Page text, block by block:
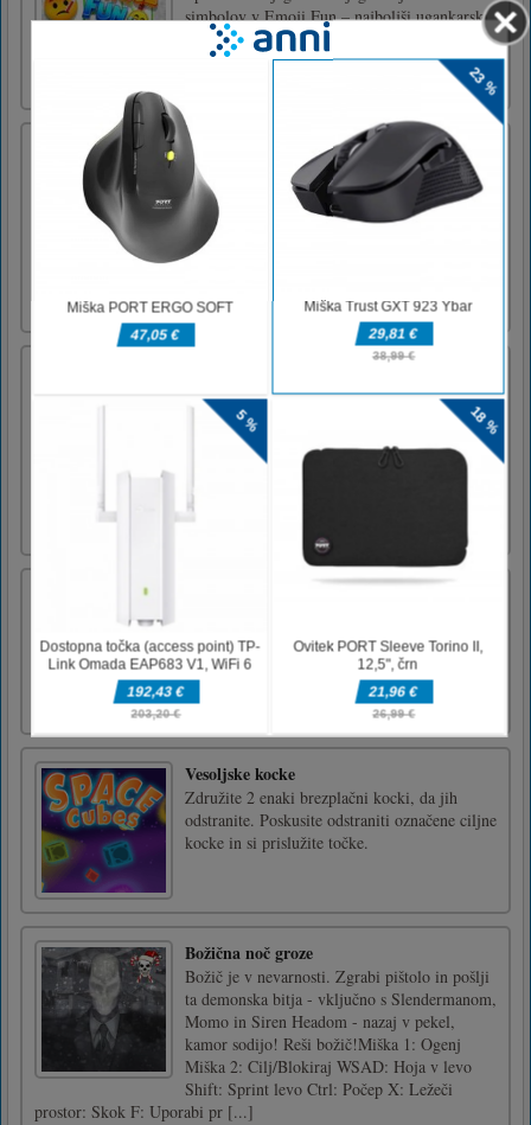
simbolov v Emoji Fun – najboljši ugankarski
igri, kjer povežete prave čustvene simbole!
Božiček dvigovalec uteži
To je priložnostna igra, v kateri Božiček stoji
na ploščadi. Pomagati morate z ustreznim
klikom, da bo Božiček ohranil ravnotežje in
zaslužil točke na začetnem zaslonu.
Postopoma se hitrost igre povečuje, da vas
Božičkovo ravnotežje.Za igr [...]
Ali želite biti najlepše dekle na svetu? Ali
želite najti svojega princa očarljivega? Se
želite obleči za bankete in slovesnosti? Če
vam je všeč ta slog, verjetno nosite veliko
bluze z luštnimi detajli, ruffles in čipkami. Če
planet. Line up three of your planets
vertically, horizontally or diagonally to
win.Use mouse or touch to play this game.
Vesoljske kocke
Združite 2 enaki brezplačni kocki, da jih
odstranite. Poskusite odstraniti označene ciljne
kocke in si prislužite točke.
Božična noč groze
Božič je v nevarnosti. Zgrabi pištolo in pošlji
ta demonska bitja - vključno s Slendermanom,
Momo in Siren Headom - nazaj v pekel,
kamor sodijo! Reši božič!Miška 1: Ogenj
Miška 2: Cilj/Blokiraj WSAD: Hoja v levo
Shift: Sprint levo Ctrl: Počep X: Ležeči
prostor: Skok F: Uporabi pr [...]